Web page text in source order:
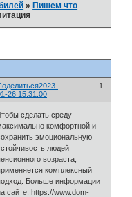
» Пишем что
1
2023-
26 15:31:00
сделать среду
комфортной и
эмоциональную
людей
возраста,
комплексный
Больше информации
сайте: https://www.dom-